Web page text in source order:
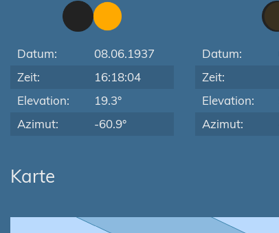
Datum:
08.06.1937
Zeit:
16:18:04
Elevation:
19.3°
Azimut:
-60.9°
Datum:
Zeit:
Elevation:
Azimut:
Karte